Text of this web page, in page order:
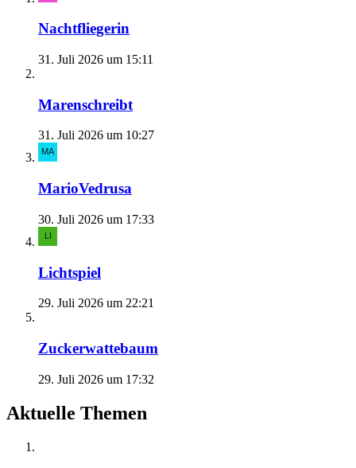
Nachtfliegerin
31. Juli 2026 um 15:11
Marenschreibt
31. Juli 2026 um 10:27
MarioVedrusa
30. Juli 2026 um 17:33
Lichtspiel
29. Juli 2026 um 22:21
Zuckerwattebaum
29. Juli 2026 um 17:32
Aktuelle Themen